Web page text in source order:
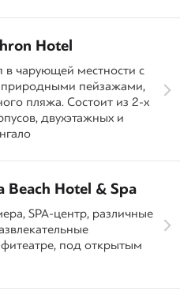
Hotel
в чарующей местности с
пейзажами,
пляжа. Состоит из 2-х
двухэтажных и
Beach Hotel & Spa
SPA-центр, различные
под открытым